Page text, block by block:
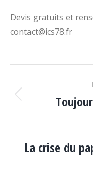
Devis gratuits et
contact@ics78.fr
DES
La crise du